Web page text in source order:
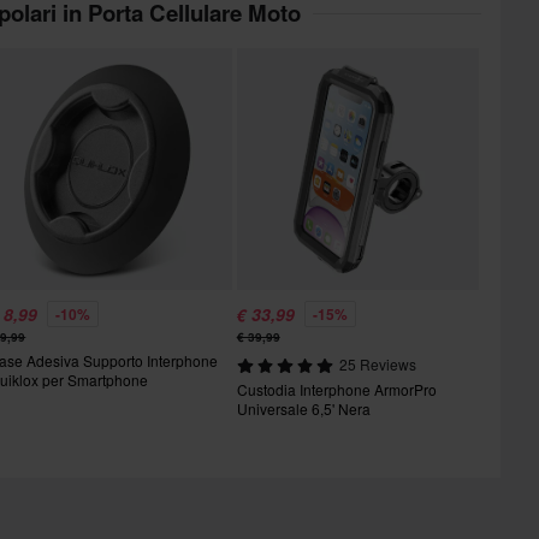
in Porta Cellulare Moto
-10%
Adesiva Supporto Interphone
per Smartphone
€ 33,99 -15%
€ 39,99
25 Reviews
Custodia Interphone ArmorPro
Universale 6,5' Nera